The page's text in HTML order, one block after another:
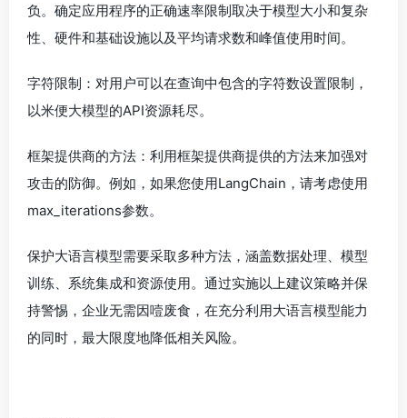
负。确定应用程序的正确速率限制取决于模型大小和复杂
性、硬件和基础设施以及平均请求数和峰值使用时间。
字符限制：对用户可以在查询中包含的字符数设置限制，
以米便大模型的API资源耗尽。
框架提供商的方法：利用框架提供商提供的方法来加强对
攻击的防御。例如，如果您使用LangChain，请考虑使用
max_iterations参数。
保护大语言模型需要采取多种方法，涵盖数据处理、模型
训练、系统集成和资源使用。通过实施以上建议策略并保
持警惕，企业无需因噎废食，在充分利用大语言模型能力
的同时，最大限度地降低相关风险。